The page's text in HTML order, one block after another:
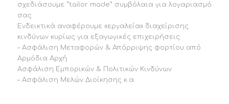
σχεδιάσουμε “tailor made” συμβόλαια για λογαριασμό
σας .
Ενδεικτικά αναφέρουμε «εργαλεία» διαχείρισης
κινδύνων κυρίως για εξαγωγικές επιχειρήσεις:
– Ασφάλιση Μεταφορών & Απόρριψης φορτίου από
Αρμόδια Αρχή
Ασφάλιση Εμπορικών & Πολιτικών Κινδύνων
– Ασφάλιση Μελών Διοίκησης κ.α.